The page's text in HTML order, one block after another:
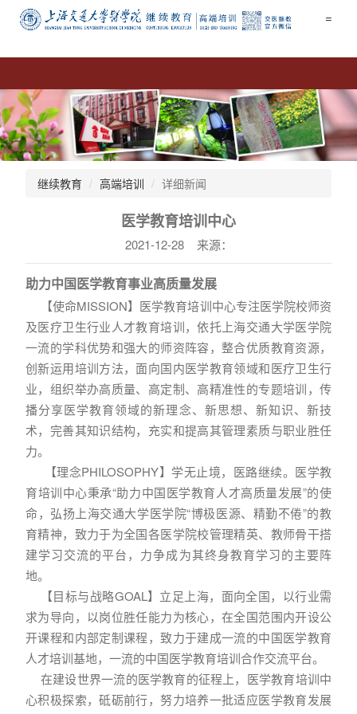
=
继续教育 高端培训 详细新闻
医学教育培训中心
2021-12-28 来源：
助力中国医学教育事业高质量发展
【使命MISSION】医学教育培训中心专注医学院校师资
及医疗卫生行业人才教育培训，依托上海交通大学医学院
一流的学科优势和强大的师资阵容，整合优质教育资源，
创新运用培训方法，面向国内医学教育领域和医疗卫生行
业，组织举办高质量、高定制、高精准性的专题培训，传
播分享医学教育领域的新理念、新思想、新知识、新技
术，完善其知识结构，充实和提高其管理素质与职业胜任
力。
【理念PHILOSOPHY】学无止境，医路继续。医学教
育培训中心秉承“助力中国医学教育人才高质量发展”的使
命，弘扬上海交通大学医学院“博极医源、精勤不倦”的教
育精神，致力于为全国各医学院校管理精英、教师骨干搭
建学习交流的平台，力争成为其终身教育学习的主要阵
地。
【目标与战略GOAL】立足上海，面向全国，以行业需
求为导向，以岗位胜任能力为核心，在全国范围内开设公
开课程和内部定制课程，致力于建成一流的中国医学教育
人才培训基地，一流的中国医学教育培训合作交流平台。
在建设世界一流的医学教育的征程上，医学教育培训中
心积极探索，砥砺前行，努力培养一批适应医学教育发展